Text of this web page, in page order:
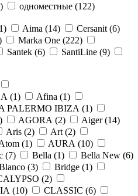
) одноместные (122)
1) Aima (14) Cersanit (6)
Marka One (222)
Santek (6) SantiLine (9)
(1) Afina (1)
PALERMO IBIZA (1)
) AGORA (2) Aiger (14)
Aris (2) Art (2)
(1) AURA (10)
(7) Bella (1) Bella New (6)
(3) Bridge (1)
(2)
(10) CLASSIC (6)